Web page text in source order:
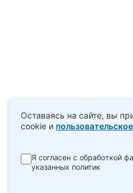
Оставаясь на сайте, вы
cookie и
Я согласен с обработкой
указанных политик